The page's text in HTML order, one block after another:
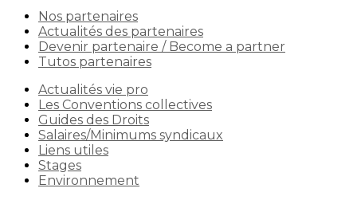
Nos partenaires
Actualités des partenaires
Devenir partenaire / Become a partner
Tutos partenaires
Actualités vie pro
Les Conventions collectives
Guides des Droits
Salaires/Minimums syndicaux
Liens utiles
Stages
Environnement